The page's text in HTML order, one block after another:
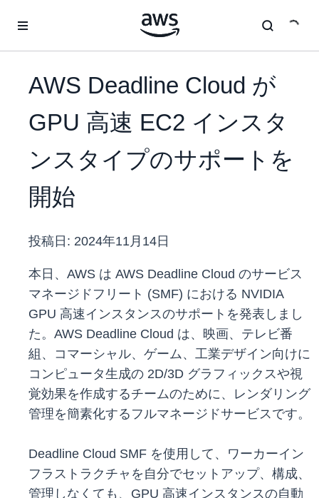
AWS Deadline Cloud が
GPU 高速 EC2 インスタ
ンスタイプのサポートを
開始
投稿日: 2024年11月14日
本日、AWS は AWS Deadline Cloud のサービス
マネージドフリート (SMF) における NVIDIA
GPU 高速インスタンスのサポートを発表しまし
た。AWS Deadline Cloud は、映画、テレビ番
組、コマーシャル、ゲーム、工業デザイン向けに
コンピュータ生成の 2D/3D グラフィックスや視
覚効果を作成するチームのために、レンダリング
管理を簡素化するフルマネージドサービスです。
Deadline Cloud SMF を使用して、ワーカーイン
フラストラクチャを自分でセットアップ、構成、
管理しなくても、GPU 高速インスタンスの自動